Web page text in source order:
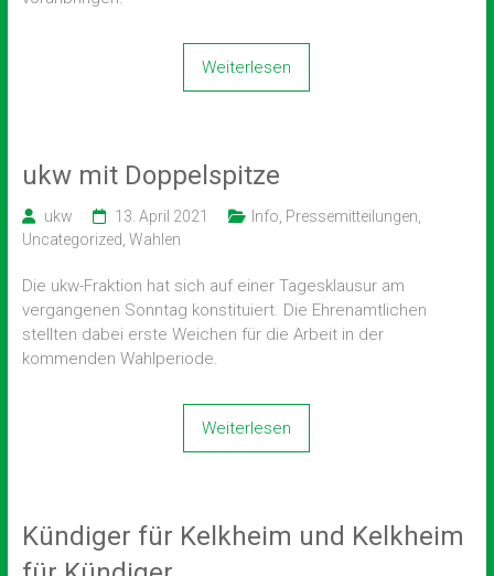
Weiterlesen
ukw mit Doppelspitze
ukw 13. April 2021 Info Pressemitteilungen
Uncategorized Wahlen
Die ukw-Fraktion hat sich auf einer Tagesklausur am
vergangenen Sonntag konstituiert. Die Ehrenamtlichen
stellten dabei erste Weichen für die Arbeit in der
kommenden Wahlperiode.
Weiterlesen
Kündiger für Kelkheim und Kelkheim